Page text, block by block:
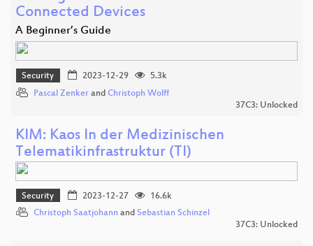
Connected Devices
A Beginner’s Guide
Security 2023-12-29
5.3k
Pascal Zenker and Christoph Wolff
37C3: Unlocked
KIM: Kaos In der Medizinischen
Telematikinfrastruktur (TI)
Security 2023-12-27
16.6k
Christoph Saatjohann and Sebastian Schinzel
37C3: Unlocked